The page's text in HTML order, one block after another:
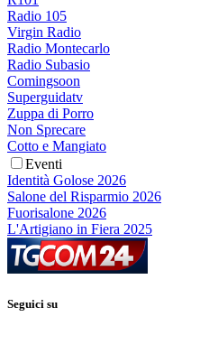
Radio 105
Virgin Radio
Radio Montecarlo
Radio Subasio
Comingsoon
Superguidatv
Zuppa di Porro
Non Sprecare
Cotto e Mangiato
Eventi
Identità Golose 2026
Salone del Risparmio 2026
Fuorisalone 2026
L'Artigiano in Fiera 2025
Seguici su